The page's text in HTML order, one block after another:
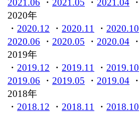
2021.06 ・ 2021.05 ・ 2021.04
2020年
・ 2020.12 ・ 2020.11 ・ 2020.10
2020.06 ・ 2020.05 ・ 2020.04
2019年
・ 2019.12 ・ 2019.11 ・ 2019.10
2019.06 ・ 2019.05 ・ 2019.04
2018年
・ 2018.12 ・ 2018.11 ・ 2018.10